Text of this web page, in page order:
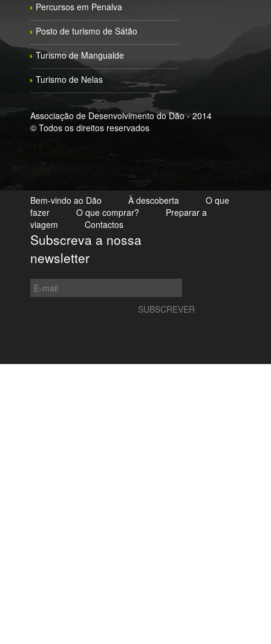
Percursos em Penalva
Posto de turismo de Sátão
Turismo de Mangualde
Turismo de Nelas
Associação de Desenvolvimento do Dão - 2014
© Todos os direitos reservados
Bem-vindo ao Dão À descoberta
O que
fazer
O que comprar?
Preparar a
viagem
Contactos
Subscreva a nossa
newsletter